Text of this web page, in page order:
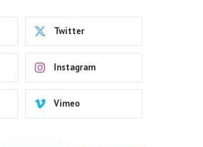
Twitter
Instagram
Vimeo